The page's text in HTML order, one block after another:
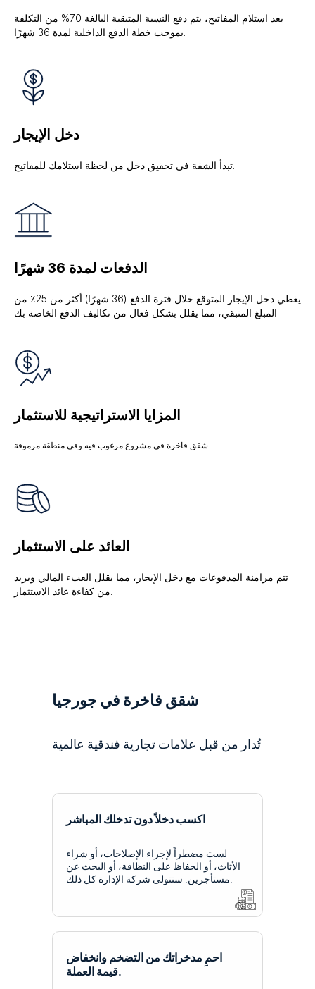
بعد استلام المفاتيح، يتم دفع النسبة المتبقية البالغة 70% من التكلفة
بموجب خطة الدفع الداخلية لمدة 36 شهرًا.
دخل الإيجار
تبدأ الشقة في تحقيق دخل من لحظة استلامك للمفاتيح.
الدفعات لمدة 36 شهرًا
يغطي دخل الإيجار المتوقع خلال فترة الدفع (36 شهرًا) أكثر من 25٪ من
المبلغ المتبقي، مما يقلل بشكل فعال من تكاليف الدفع الخاصة بك.
المزايا الاستراتيجية للاستثمار
شقق فاخرة في مشروع مرغوب فيه وفي منطقة مرموقة.
العائد على الاستثمار
تتم مزامنة المدفوعات مع دخل الإيجار، مما يقلل العبء المالي ويزيد
من كفاءة عائد الاستثمار.
شقق فاخرة في جورجيا
تُدار من قبل علامات تجارية فندقية عالمية
اكسب دخلاً دون تدخلك المباشر
احمِ مدخراتك من التضخم وانخفاض
قيمة العملة.
لستَ مضطراً لإجراء الإصلاحات، أو شراء
الأثاث، أو الحفاظ على النظافة، أو البحث عن
مستأجرين. ستتولى شركة الإدارة كل ذلك.